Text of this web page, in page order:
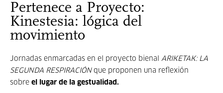
Pertenece a Proyecto:
Kinestesia: lógica del
movimiento
Jornadas enmarcadas en el proyecto bienal ARIKETAK: LA
SEGUNDA RESPIRACIÓNque proponen una reflexión
sobre el lugar de la gestualidad.